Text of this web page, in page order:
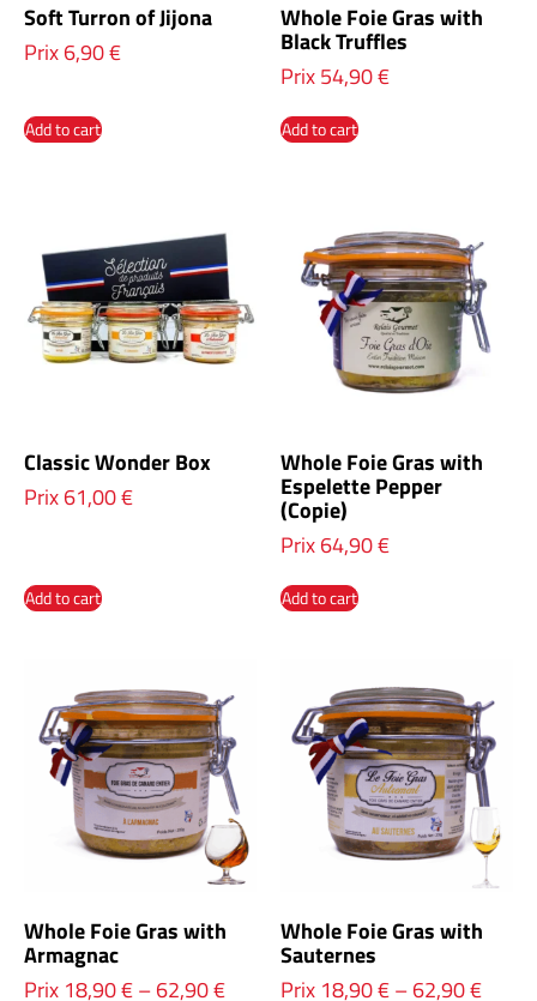
Soft Turron of Jijona
Prix6,90€
Add to cart
Whole Foie Gras with
Black Truffles
Prix54,90€
Add to cart
Classic Wonder Box
Prix61,00€
Add to cart
Whole Foie Gras with
Espelette Pepper
(Copie)
Prix64,90€
Add to cart
Whole Foie Gras with
Armagnac
Prix 18,90€–62,90€
Whole Foie Gras with
Sauternes
Prix 18,90€–62,90€